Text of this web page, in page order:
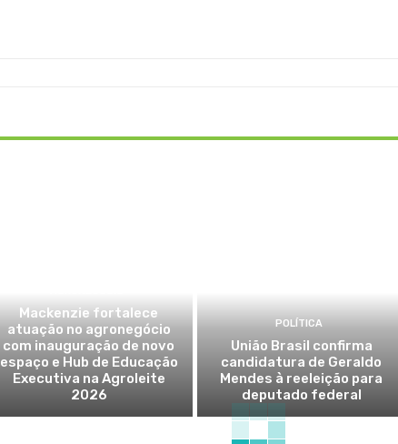
Mackenzie fortalece
atuação no agronegócio
com inauguração de novo
espaço e Hub de Educação
Executiva na Agroleite
2026
POLÍTICA
União Brasil confirma
candidatura de Geraldo
Mendes à reeleição para
deputado federal